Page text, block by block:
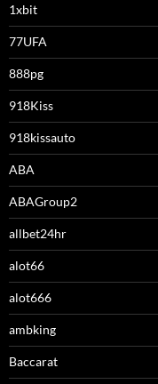
1xbit
77UFA
888pg
918Kiss
918kissauto
ABA
ABAGroup2
allbet24hr
alot66
alot666
ambking
Baccarat